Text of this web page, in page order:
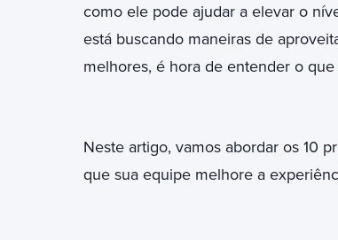
como ele pode ajudar a elevar o
está buscando maneiras de
melhores, é hora de entender o
Neste artigo, vamos abordar os 10
que sua equipe melhore a